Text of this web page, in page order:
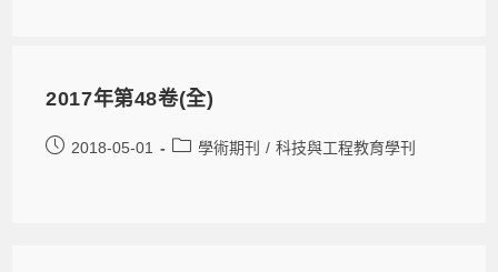
2017年第48卷(全)
2018-05-01 學術期刊 / 科技與工程教育學刊